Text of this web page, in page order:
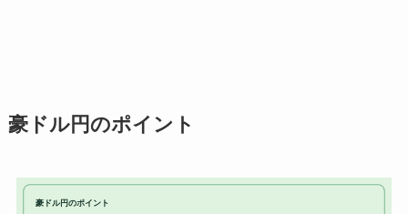
豪ドル円のポイント
豪ドル円のポイント